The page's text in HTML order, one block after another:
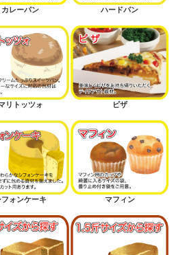
カレーパン ハードパン
リトッツォ ピザ
フォンケーキ マフィン